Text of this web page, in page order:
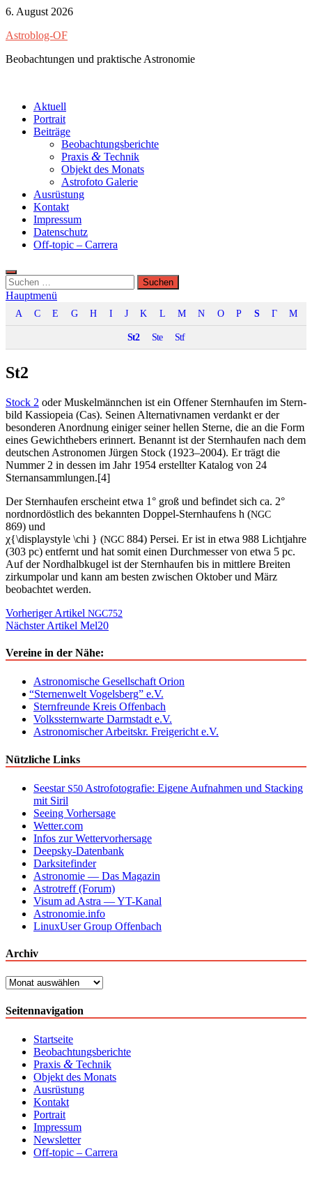
Zum
springen
6. August 2026
Astroblog-OF
Beobachtungen und praktische Astronomie
Aktuell
Portrait
Beiträge
Beobachtungsberichte
Praxis & Technik
Objekt des Monats
Astrofoto Galerie
Ausrüstung
Kontakt
Impressum
Datenschutz
Off-topic – Carrera
Suchen
nach:
Hauptmenü
A C E G H I J K L M N O P S Γ Μ
St2 Ste Stf
St2
Stock 2 oder Muskelmän­nchen ist ein Offen­er Stern­haufen im Stern­
bild Kas­siopeia (Cas). Seinen Alter­na­tiv­na­men ver­dankt er der
beson­deren Anord­nung einiger sein­er hellen Sterne, die an die Form
eines Gewichthe­bers erin­nert. Benan­nt ist der Stern­haufen nach dem
deutschen Astronomen Jür­gen Stock (1923–2004). Er trägt die
Num­mer 2 in dessen im Jahr 1954 erstell­ter Kat­a­log von 24
Sternansammlungen.[4]
Der Stern­haufen erscheint etwa 1° groß und befind­et sich ca. 2°
nord­nordöstlich des bekan­nten Dop­pel-Stern­haufens h (NGC
869) und
χ{\displaystyle \chi } (NGC 884) Per­sei. Er ist in etwa 988 Licht­jahre
(303 pc) ent­fer­nt und hat somit einen Durchmess­er von etwa 5 pc.
Auf der Nord­hal­bkugel ist der Stern­haufen bis in mit­tlere Bre­it­en
zirkumpo­lar und kann am besten zwis­chen Okto­ber und März
beobachtet werden.
Beitragsnavigation
Vorheriger Artikel NGC752
Nächster Artikel Mel20
Vereine in der Nähe:
Astronomische Gesellschaft Orion
“Sternenwelt Vogelsberg” e.V.
Sternfreunde Kreis Offenbach
Volkssternwarte Darmstadt e.V.
Astronomischer Arbeitskr. Freigericht e.V.
Nützliche Links
Seestar S50 Astrofotografie: Eigene Aufnahmen und Stacking
mit Siril
Seeing Vorhersage
Wetter.com
Infos zur Wettervorhersage
Deepsky-Datenbank
Darksitefinder
Astronomie — Das Magazin
Astrotreff (Forum)
Visum ad Astra — YT-Kanal
Astronomie.info
LinuxUser Group Offenbach
Archiv
Archiv
Seitennavigation
Startseite
Beobachtungsberichte
Praxis & Technik
Objekt des Monats
Ausrüstung
Kontakt
Portrait
Impressum
Newsletter
Off-topic – Carrera